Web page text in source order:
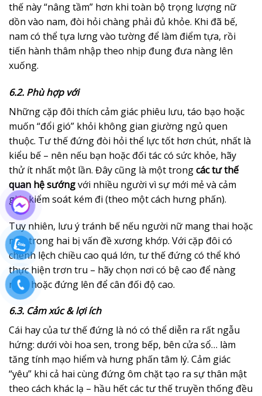
thế này “nâng tầm” hơn khi toàn bộ trọng lượng nữ
dồn vào nam, đòi hỏi chàng phải đủ khỏe. Khi đã bế,
nam có thể tựa lưng vào tường để làm điểm tựa, rồi
tiến hành thâm nhập theo nhịp đung đưa nàng lên
xuống.
6.2. Phù hợp với
Những cặp đôi thích cảm giác phiêu lưu, táo bạo hoặc
muốn “đổi gió” khỏi không gian giường ngủ quen
thuộc. Tư thế đứng đòi hỏi thể lực tốt hơn chút, nhất là
kiểu bế – nên nếu bạn hoặc đối tác có sức khỏe, hãy
thử ít nhất một lần. Đây cũng là một trongcác tư thế
quan hệ sướngvới nhiều người vì sự mới mẻ và cảm
giác kiểm soát kém đi (theo một cách hưng phấn).
Tuy nhiên, lưu ý tránh bế nếu người nữ mang thai hoặc
một trong hai bị vấn đề xương khớp. Với cặp đôi có
chênh lệch chiều cao quá lớn, tư thế đứng có thể khó
thực hiện trơn tru – hãy chọn nơi có bệ cao để nàng
ngồi hoặc đứng lên để cân đối độ cao.
6.3. Cảm xúc & lợi ích
Cái hay của tư thế đứng là nó có thể diễn ra rất ngẫu
hứng: dưới vòi hoa sen, trong bếp, bên cửa sổ… làm
tăng tính mạo hiểm và hưng phấn tâm lý. Cảm giác
“yêu” khi cả hai cùng đứng ôm chặt tạo ra sự thân mật
theo cách khác lạ – hầu hết các tư thế truyền thống đều